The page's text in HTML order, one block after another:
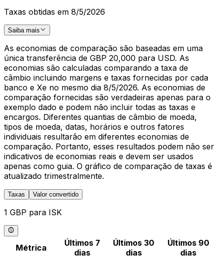
Taxas obtidas em 8/5/2026
Saiba mais
As economias de comparação são baseadas em uma
única transferência de GBP 20,000 para USD. As
economias são calculadas comparando a taxa de
câmbio incluindo margens e taxas fornecidas por cada
banco e Xe no mesmo dia 8/5/2026. As economias de
comparação fornecidas são verdadeiras apenas para o
exemplo dado e podem não incluir todas as taxas e
encargos. Diferentes quantias de câmbio de moeda,
tipos de moeda, datas, horários e outros fatores
individuais resultarão em diferentes economias de
comparação. Portanto, esses resultados podem não ser
indicativos de economias reais e devem ser usados
apenas como guia. O gráfico de comparação de taxas é
atualizado trimestralmente.
Taxas Valor convertido
1 GBP para ISK
Métrica
Últimos 7
dias
Últimos 30
dias
Últimos 90
dias